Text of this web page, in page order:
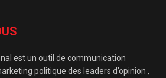
est un outil de communication
politique des leaders d’opinion ,